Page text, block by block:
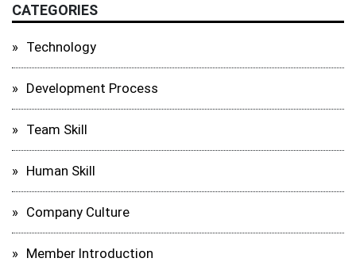
CATEGORIES
Technology
Development Process
Team Skill
Human Skill
Company Culture
Member Introduction